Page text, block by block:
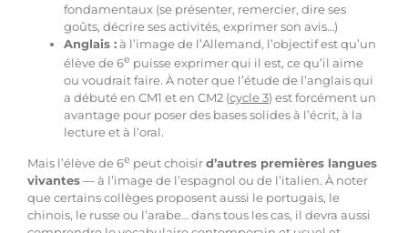
fondamentaux (se présenter, remercier, dire ses
goûts, décrire ses activités, exprimer son avis…)
Anglais :à l’image de l’Allemand, l’objectif est qu’un
élève de 6e puisse exprimer qui il est, ce qu’il aime
ou voudrait faire. À noter que l’étude de l’anglais qui
a débuté en CM1 et en CM2 (cycle 3) est forcément un
avantage pour poser des bases solides à l’écrit, à la
lecture et à l’oral.
Mais l’élève de 6e peut choisird’autres premières langues
vivantes— à l’image de l’espagnol ou de l’italien. À noter
que certains collèges proposent aussi le portugais, le
chinois, le russe ou l’arabe… dans tous les cas, il devra aussi